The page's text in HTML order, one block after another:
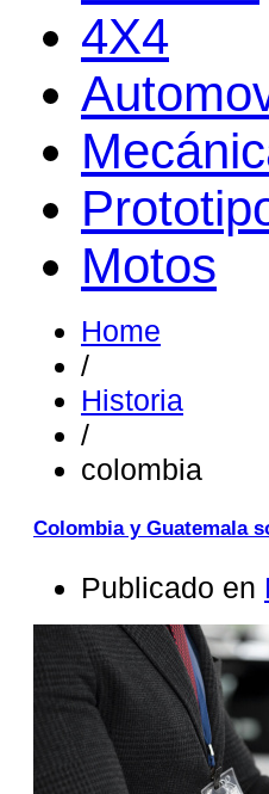
4X4
Motos
Home
/
Historia
/
colombia
Colombia y Guatemala
Publicado en